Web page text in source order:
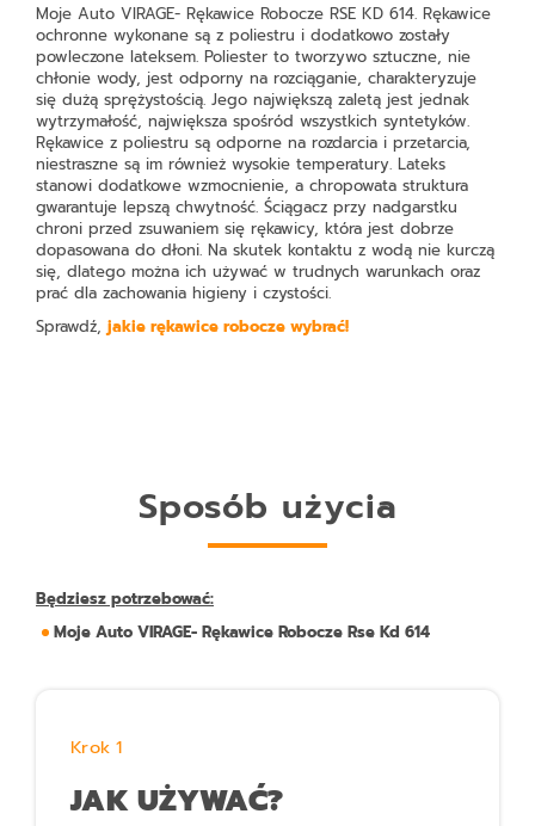
Moje Auto VIRAGE- Rękawice Robocze RSE KD 614. Rękawice
ochronne wykonane są z poliestru i dodatkowo zostały
powleczone lateksem. Poliester to tworzywo sztuczne, nie
chłonie wody, jest odporny na rozciąganie, charakteryzuje
się dużą sprężystością. Jego największą zaletą jest jednak
wytrzymałość, największa spośród wszystkich syntetyków.
Rękawice z poliestru są odporne na rozdarcia i przetarcia,
niestraszne są im również wysokie temperatury. Lateks
stanowi dodatkowe wzmocnienie, a chropowata struktura
gwarantuje lepszą chwytność. Ściągacz przy nadgarstku
chroni przed zsuwaniem się rękawicy, która jest dobrze
dopasowana do dłoni. Na skutek kontaktu z wodą nie kurczą
się, dlatego można ich używać w trudnych warunkach oraz
prać dla zachowania higieny i czystości.
Sprawdź, jakie rękawice robocze wybrać!
Sposób użycia
Będziesz potrzebować:
Moje Auto VIRAGE- Rękawice Robocze Rse Kd 614
Krok 1
JAK UŻYWAĆ?